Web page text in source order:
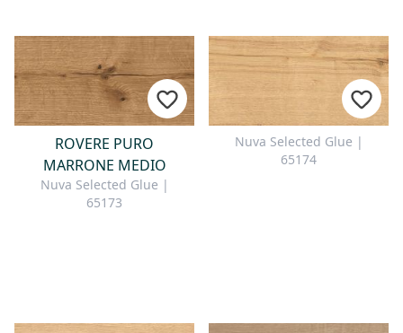
ROVERE PURO
MARRONE MEDIO
Nuva Selected Glue |
65173
Nuva Selected Glue |
65174